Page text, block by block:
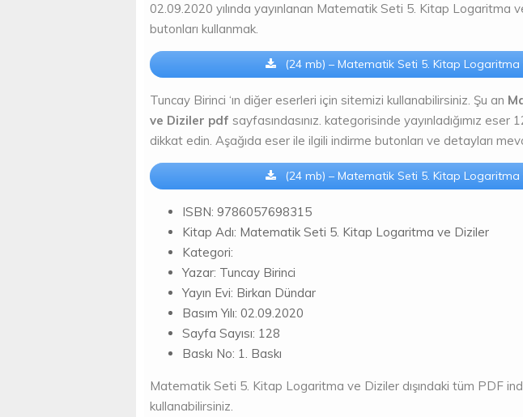
02.09.2020 yılında yayınlanan Matematik Seti 5. Kitap Logaritma
butonları kullanmak.
(24 mb) – Matematik Seti 5. Kitap
Tuncay Birinci ‘ın diğer eserleri için sitemizi kullanabilirsiniz. Şu an
ve Diziler pdf sayfasındasınız. kategorisinde yayınladığımız
dikkat edin. Aşağıda eser ile ilgili indirme butonları ve detayları
(24 mb) – Matematik Seti 5. Kitap
ISBN: 9786057698315
Kitap Adı: Matematik Seti 5. Kitap Logaritma ve Diziler
Kategori:
Yazar: Tuncay Birinci
Yayın Evi: Birkan Dündar
Basım Yılı: 02.09.2020
Sayfa Sayısı: 128
Baskı No: 1. Baskı
Matematik Seti 5. Kitap Logaritma ve Diziler dışındaki tüm PDF
kullanabilirsiniz.